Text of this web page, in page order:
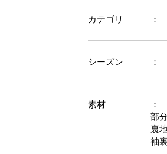
カテゴリ ：
シーズン ：
素材
：
部
裏
袖